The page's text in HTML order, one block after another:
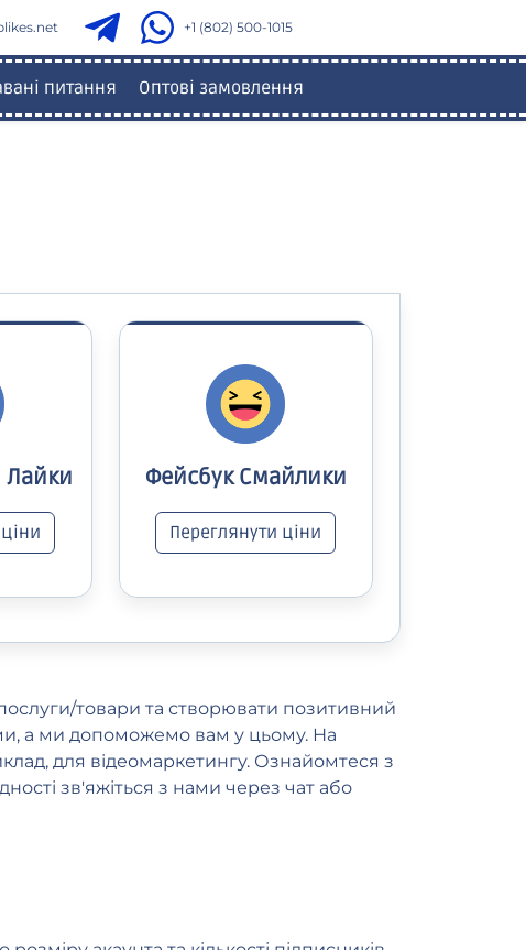
+1 (802) 500-1015
питання Оптові замовлення
Лайки Фейсбук Смайлики
Переглянути ціни
товари та створювати позитивний
а ми допоможемо вам у цьому. На
для відеомаркетингу. Ознайомтеся з
зв'яжіться з нами через чат або